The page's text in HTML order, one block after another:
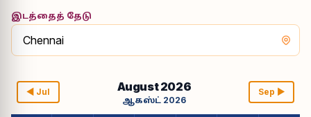
இடத்தைத் தேடு
◀ Jul August 2026
ஆகஸ்ட் 2026
Sep ▶